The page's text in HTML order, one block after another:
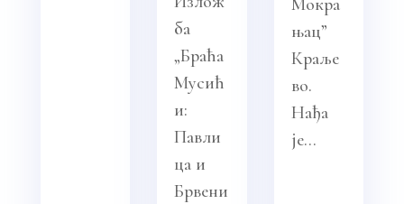
ба
„Браћа
Мусић
и:
Павли
ца и
Брвени
Мокра
њац”
Краље
во.
Нађа
је...